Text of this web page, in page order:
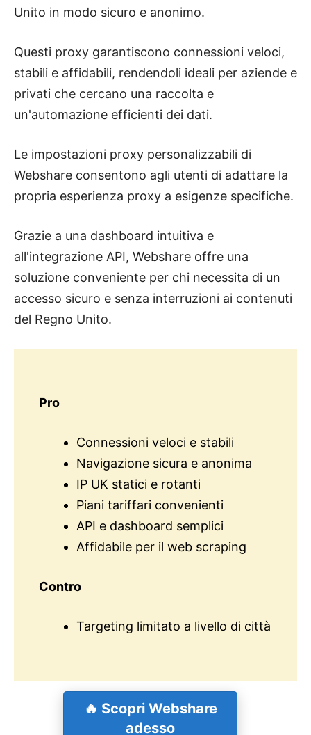
Unito in modo sicuro e anonimo.
Questi proxy garantiscono connessioni veloci,
stabili e affidabili, rendendoli ideali per aziende e
privati ​​che cercano una raccolta e
un'automazione efficienti dei dati.
Le impostazioni proxy personalizzabili di
Webshare consentono agli utenti di adattare la
propria esperienza proxy a esigenze specifiche.
Grazie a una dashboard intuitiva e
all'integrazione API, Webshare offre una
soluzione conveniente per chi necessita di un
accesso sicuro e senza interruzioni ai contenuti
del Regno Unito.
Pro
Connessioni veloci e stabili
Navigazione sicura e anonima
IP UK statici e rotanti
Piani tariffari convenienti
API e dashboard semplici
Affidabile per il web scraping
Contro
Targeting limitato a livello di città
🔥 Scopri Webshare
adesso